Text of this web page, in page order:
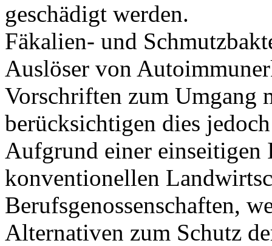
geschädigt werden.
Fäkalien- und
Auslöser von
Vorschriften zum Umgang
berücksichtigen dies
Aufgrund einer einseitigen
konventionellen
Berufsgenossenschaften,
Alternativen zum Schutz